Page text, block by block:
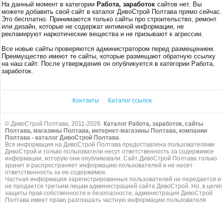
На данный момент в категории Работа, заработок сайтов нет. Вы
можете добавить свой сайт в каталог ДивоСтрой Полтава прямо сейчас.
Это бесплатно. Принимаются только сайты про строительство, ремонт
или дизайн, которые не содержат интимной информации, не
рекламируют наркотические вещества и не призывают к агрессии.
Все новые сайты проверяются администратором перед размещением.
Преимущество имеют те сайты, которые размещают обратную ссылку
на наш сайт. После утверждения он опубликуется в категории Работа,
заработок.
Контакты Каталог ссылок
© ДивоСтрой Полтава, 2011-2026. Каталог Работа, заработок, сайты
Полтава, магазины Полтава, интернет-магазины Полтава, компании
Полтава - каталог ДивоСтрой Полтава.
Вся информация на ДивоСтрой Полтава предоставлена пользователями
ДивоСтрой и только пользователи несут ответственность за содержимое
информации, которую они опубликовали. Сайт ДивоСтрой Полтава только
хранит и распространяет информацию пользователей и не несет
ответственность за ее содержимое.
Частная информация зарегистрированных пользователей не передается и
не продается третьим лицам администрацией сайта ДивоСтрой. Но, в
защиты прав собственности и безопасности, администрация ДивоСтрой
Полтава имеет право разглашать частную информацию пользователя